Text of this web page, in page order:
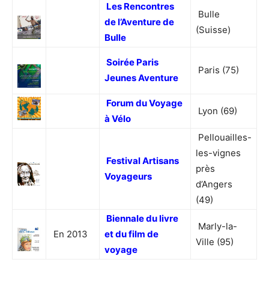
Les Rencontres
de l’Aventure de
Bulle
Bulle
(Suisse)
Soirée Paris
Jeunes Aventure
Paris (75)
Forum du Voyage
à Vélo
Lyon (69)
Festival Artisans
Voyageurs
Pellouailles-
les-vignes
près
d’Angers
(49)
En 2013
Biennale du livre
et du film de
voyage
Marly-la-
Ville (95)